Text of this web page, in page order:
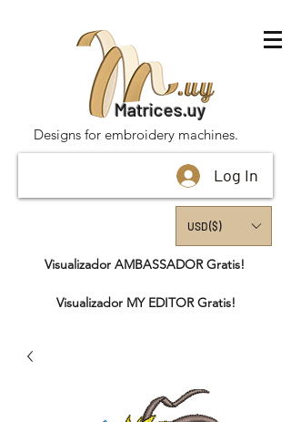
Matrices.uy
Designs for embroidery machines.
Log In
USD ($)
Visualizador AMBASSADOR Gratis!
Visualizador MY EDITOR Gratis!